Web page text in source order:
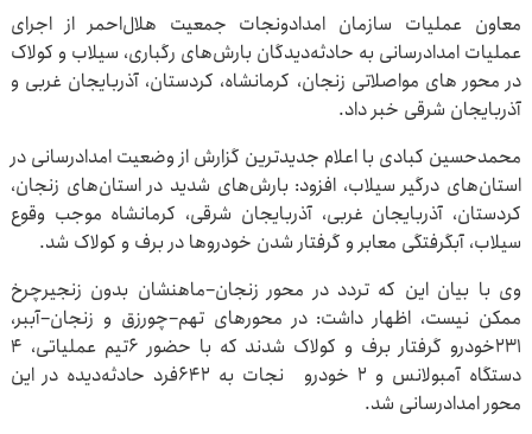
معاون عملیات سازمان امدادونجات جمعیت هلال‌احمر از اجرای
عملیات امدادرسانی به حادثه‌دیدگان بارش‌های رگباری، سیلاب و کولاک
در محور های مواصلاتی زنجان، کرمانشاه، کردستان، آذربایجان غربی و
آذربایجان شرقی خبر داد.
محمدحسین کبادی با اعلام جدیدترین گزارش از وضعیت امدادرسانی در
استان‌های درگیر سیلاب، افزود: بارش‌های شدید در استان‌های زنجان،
کردستان، آذربایجان غربی، آذربایجان شرقی، کرمانشاه موجب وقوع
سیلاب، آبگرفتگی معابر و گرفتار شدن خودروها در برف و کولاک شد.
وی با بیان این که تردد در محور زنجان–ماهنشان بدون زنجیرچرخ
ممکن نیست، اظهار داشت: در محورهای تهم–چورزق و زنجان–آببر،
۲۳۱خودرو گرفتار برف و کولاک شدند که با حضور ۶تیم عملیاتی، ۴
دستگاه آمبولانس و ۲ خودرو نجات به ۶۴۲فرد حادثه‌دیده در این
محور امدادرسانی شد.